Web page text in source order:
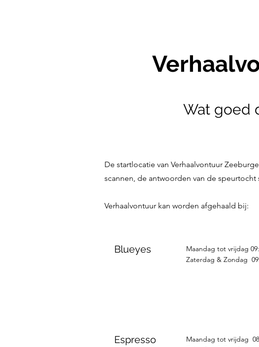
Wat goed
De startlocatie van Verhaalvontuur
scannen, de antwoorden van de speurtocht
Verhaalvontuur kan worden afgehaald bij:
Blueyes
Maandag tot vrijdag
Zaterdag & Zondag
Espresso
Maandag tot vrijdag